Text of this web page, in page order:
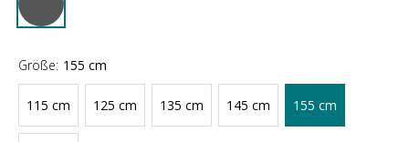
Größe: 155 cm
115 cm 125 cm 135 cm 145 cm 155 cm